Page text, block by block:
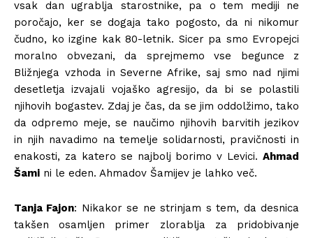
vsak dan ugrablja starostnike, pa o tem mediji ne
poročajo, ker se dogaja tako pogosto, da ni nikomur
čudno, ko izgine kak 80-letnik. Sicer pa smo Evropejci
moralno obvezani, da sprejmemo vse begunce z
Bližnjega vzhoda in Severne Afrike, saj smo nad njimi
desetletja izvajali vojaško agresijo, da bi se polastili
njihovih bogastev. Zdaj je čas, da se jim oddolžimo, tako
da odpremo meje, se naučimo njihovih barvitih jezikov
in njih navadimo na temelje solidarnosti, pravičnosti in
enakosti, za katero se najbolj borimo v Levici. Ahmad
Šami ni le eden. Ahmadov Šamijev je lahko več.
Tanja Fajon: Nikakor se ne strinjam s tem, da desnica
takšen osamljen primer zlorablja za pridobivanje